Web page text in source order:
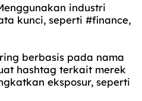
industri
kunci, seperti #finance,
berbasis pada nama
hashtag terkait merek
eksposur, seperti